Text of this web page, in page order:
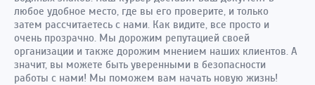
любое удобное место, где вы его проверите, и только
затем рассчитаетесь с нами. Как видите, все просто и
очень прозрачно. Мы дорожим репутацией своей
организации и также дорожим мнением наших клиентов. А
значит, вы можете быть уверенными в безопасности
работы с нами! Мы поможем вам начать новую жизнь!